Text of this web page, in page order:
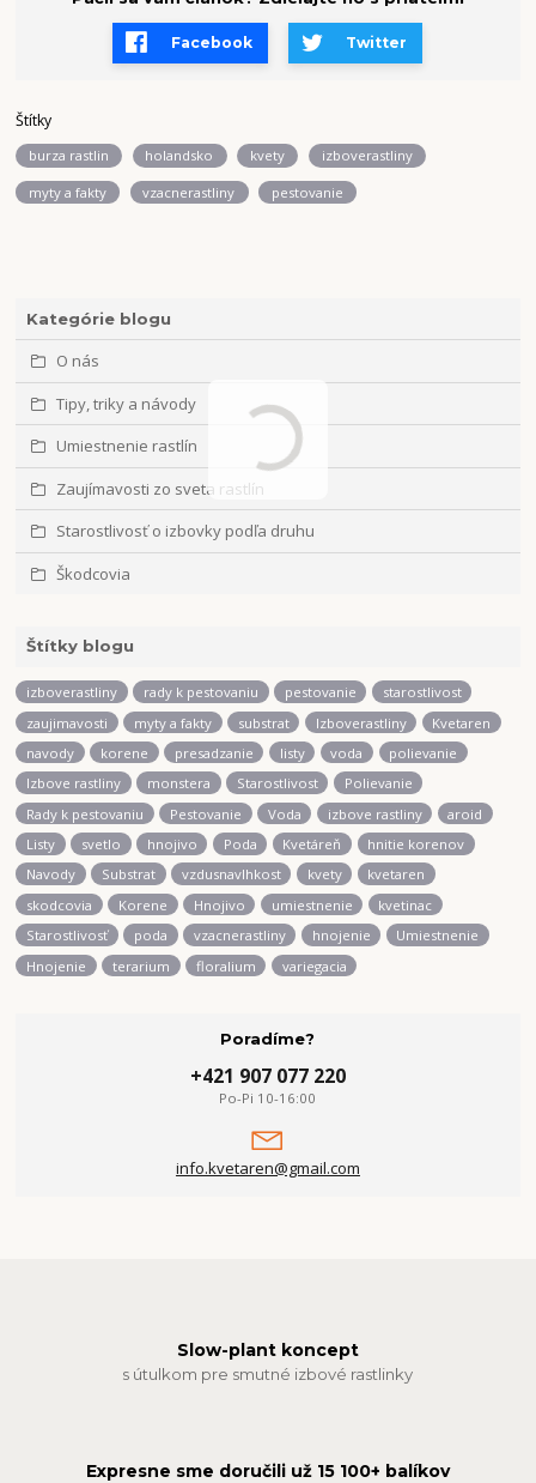
Kategórie blogu
O nás
Tipy, triky a návody
Umiestnenie rastlín
Zaujímavosti zo sveta rastlín
Starostlivosť o izbovky podľa druhu
Škodcovia
Štítky blogu
izboverastliny rady k pestovaniu pestovanie
starostlivost
zaujimavosti
myty a fakty substrat Izboverastliny
Kvetaren
navody
korene presadzanie listy voda
polievanie
Izbove rastliny
monstera Starostlivost
Polievanie
Rady k pestovaniu
Pestovanie Voda izbove rastliny
aroid
Listy
svetlo hnojivo Poda Kvetáreň
hnitie korenov
Navody
Substrat vzdusnavlhkost kvety
kvetaren
skodcovia
Korene Hnojivo umiestnenie
kvetinac
Starostlivosť
poda vzacnerastliny hnojenie
Umiestnenie
Hnojenie
terarium floralium variegacia
Poradíme?
+421 907 077 220
Po-Pi 10-16:00
info.kvetaren@gmail.com
Facebook Twitter
Štítky
burza rastlin holandsko kvety izboverastliny
myty a fakty vzacnerastliny pestovanie
Slow-plant koncept
s útulkom pre smutné izbové rastlinky
Expresne sme doručili už 15 100+ balíkov